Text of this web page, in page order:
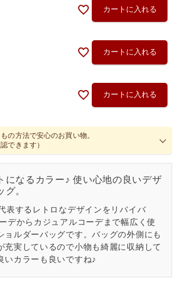
カートに入れる
カートに入れる
カートに入れる
の方法で安心のお買い物。
できます）
になるカラー♪ 使い心地の良いデザ
。
表するレトロなデザインをリバイバ
デからカジュアルコーデまで幅広く使
ョルダーバッグです。バッグの外側にも
充実しているので小物も綺麗に収納して
いカラーも良いですね♪